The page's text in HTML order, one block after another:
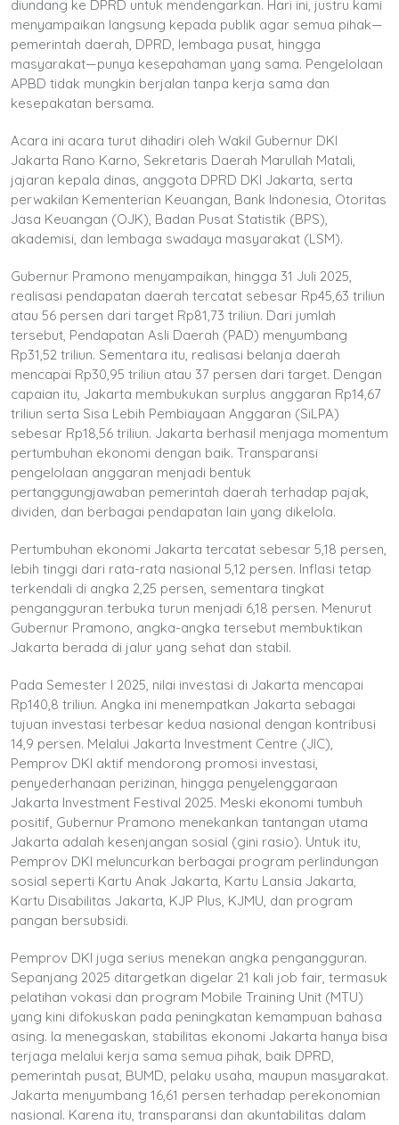
diundang ke DPRD untuk mendengarkan. Hari ini, justru kami
menyampaikan langsung kepada publik agar semua pihak—
pemerintah daerah, DPRD, lembaga pusat, hingga
masyarakat—punya kesepahaman yang sama. Pengelolaan
APBD tidak mungkin berjalan tanpa kerja sama dan
kesepakatan bersama.
Acara ini acara turut dihadiri oleh Wakil Gubernur DKI
Jakarta Rano Karno, Sekretaris Daerah Marullah Matali,
jajaran kepala dinas, anggota DPRD DKI Jakarta, serta
perwakilan Kementerian Keuangan, Bank Indonesia, Otoritas
Jasa Keuangan (OJK), Badan Pusat Statistik (BPS),
akademisi, dan lembaga swadaya masyarakat (LSM).
Gubernur Pramono menyampaikan, hingga 31 Juli 2025,
realisasi pendapatan daerah tercatat sebesar Rp45,63 triliun
atau 56 persen dari target Rp81,73 triliun. Dari jumlah
tersebut, Pendapatan Asli Daerah (PAD) menyumbang
Rp31,52 triliun. Sementara itu, realisasi belanja daerah
mencapai Rp30,95 triliun atau 37 persen dari target. Dengan
capaian itu, Jakarta membukukan surplus anggaran Rp14,67
triliun serta Sisa Lebih Pembiayaan Anggaran (SiLPA)
sebesar Rp18,56 triliun. Jakarta berhasil menjaga momentum
pertumbuhan ekonomi dengan baik. Transparansi
pengelolaan anggaran menjadi bentuk
pertanggungjawaban pemerintah daerah terhadap pajak,
dividen, dan berbagai pendapatan lain yang dikelola.
Pertumbuhan ekonomi Jakarta tercatat sebesar 5,18 persen,
lebih tinggi dari rata-rata nasional 5,12 persen. Inflasi tetap
terkendali di angka 2,25 persen, sementara tingkat
pengangguran terbuka turun menjadi 6,18 persen. Menurut
Gubernur Pramono, angka-angka tersebut membuktikan
Jakarta berada di jalur yang sehat dan stabil.
Pada Semester I 2025, nilai investasi di Jakarta mencapai
Rp140,8 triliun. Angka ini menempatkan Jakarta sebagai
tujuan investasi terbesar kedua nasional dengan kontribusi
14,9 persen. Melalui Jakarta Investment Centre (JIC),
Pemprov DKI aktif mendorong promosi investasi,
penyederhanaan perizinan, hingga penyelenggaraan
Jakarta Investment Festival 2025. Meski ekonomi tumbuh
positif, Gubernur Pramono menekankan tantangan utama
Jakarta adalah kesenjangan sosial (gini rasio). Untuk itu,
Pemprov DKI meluncurkan berbagai program perlindungan
sosial seperti Kartu Anak Jakarta, Kartu Lansia Jakarta,
Kartu Disabilitas Jakarta, KJP Plus, KJMU, dan program
pangan bersubsidi.
Pemprov DKI juga serius menekan angka pengangguran.
Sepanjang 2025 ditargetkan digelar 21 kali job fair, termasuk
pelatihan vokasi dan program Mobile Training Unit (MTU)
yang kini difokuskan pada peningkatan kemampuan bahasa
asing. Ia menegaskan, stabilitas ekonomi Jakarta hanya bisa
terjaga melalui kerja sama semua pihak, baik DPRD,
pemerintah pusat, BUMD, pelaku usaha, maupun masyarakat.
Jakarta menyumbang 16,61 persen terhadap perekonomian
nasional. Karena itu, transparansi dan akuntabilitas dalam